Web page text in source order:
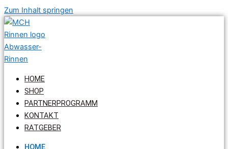
Zum Inhalt springen
HOME
SHOP
PARTNERPROGRAMM
KONTAKT
RATGEBER
HOME